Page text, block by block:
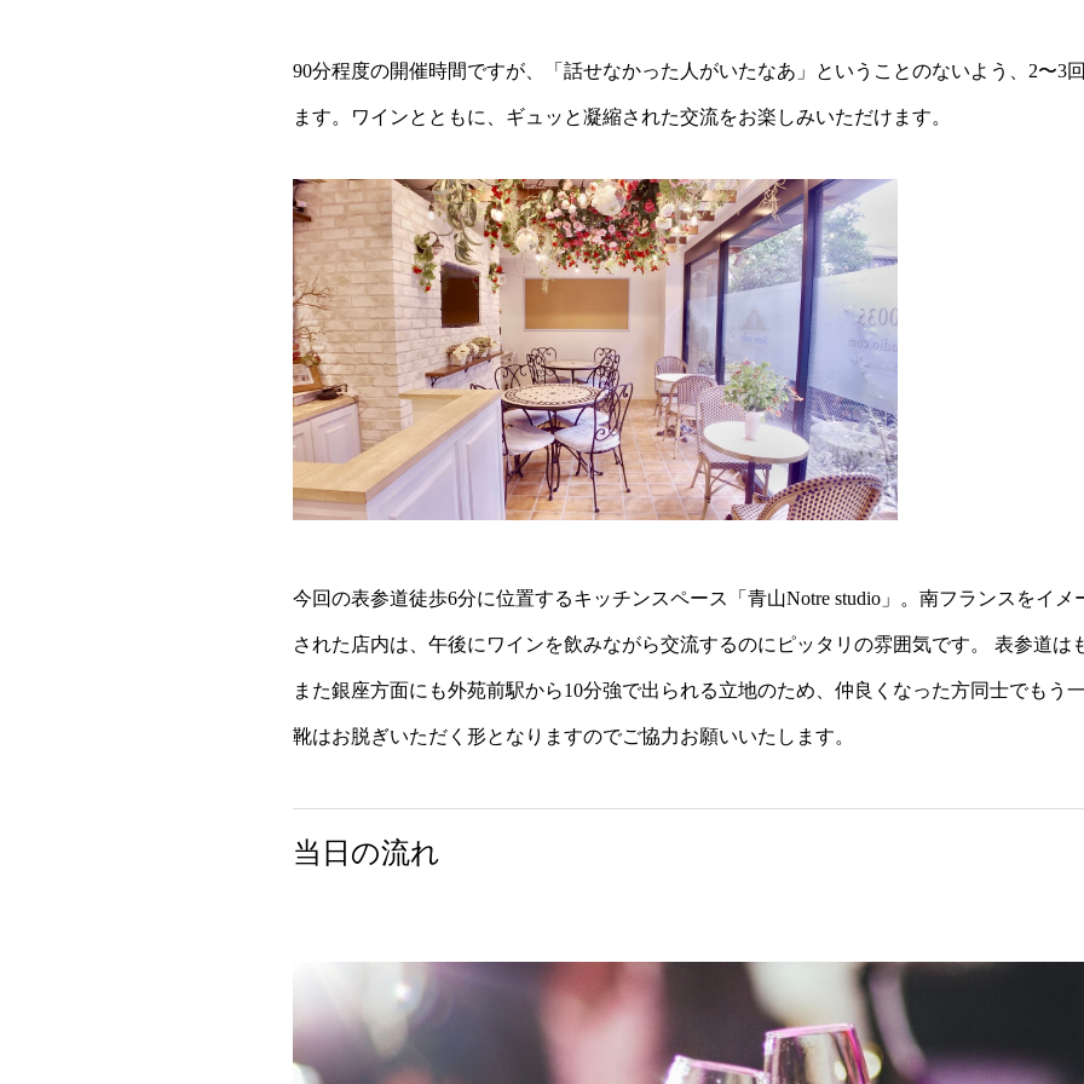
90分程度の開催時間ですが、「話せなかった人がいたなあ」ということのないよう、2〜3
ます。ワインとともに、ギュッと凝縮された交流をお楽しみいただけます。
今回の表参道徒歩6分に位置するキッチンスペース「青山Notre studio」。南フランスをイ
された店内は、午後にワインを飲みながら交流するのにピッタリの雰囲気です。 表参道は
また銀座方面にも外苑前駅から10分強で出られる立地のため、仲良くなった方同士でもう
靴はお脱ぎいただく形となりますのでご協力お願いいたします。
当日の流れ